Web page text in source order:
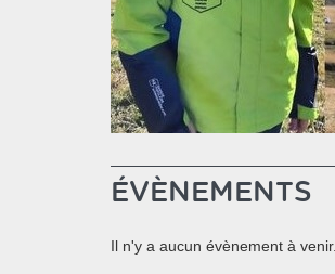
ÉVÈNEMENTS
Il n'y a aucun évènement à venir.